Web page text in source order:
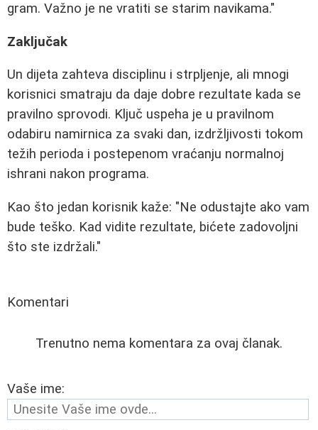
gram. Važno je ne vratiti se starim navikama."
Zaključak
Un dijeta zahteva disciplinu i strpljenje, ali mnogi
korisnici smatraju da daje dobre rezultate kada se
pravilno sprovodi. Ključ uspeha je u pravilnom
odabiru namirnica za svaki dan, izdržljivosti tokom
težih perioda i postepenom vraćanju normalnoj
ishrani nakon programa.
Kao što jedan korisnik kaže: "Ne odustajte ako vam
bude teško. Kad vidite rezultate, bićete zadovoljni
što ste izdržali."
Komentari
Trenutno nema komentara za ovaj članak.
Vaše ime: